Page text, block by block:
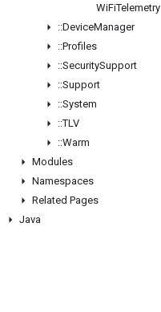
WiFiTelemetry
::DeviceManager
::Profiles
::SecuritySupport
::Support
::System
::TLV
::Warm
Modules
Namespaces
Related Pages
Java